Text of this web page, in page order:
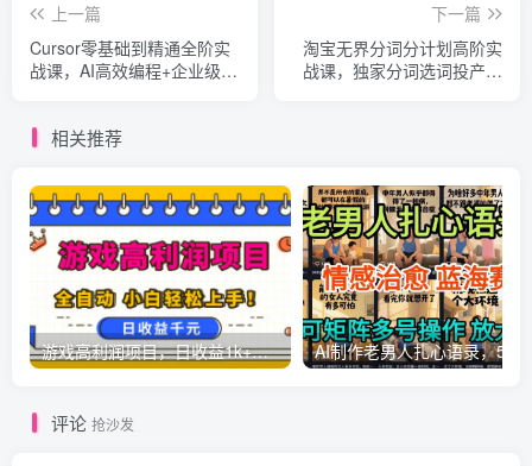
上一篇
Cursor零基础到精通全阶实
战课，AI高效编程+企业级
下一篇
淘宝无界分词分计划高阶实
战课，独家分词选词投产技
相关推荐
游戏高利润项目，日收益1k+，全自动，无需值守，解放双手，小白轻松上手【揭秘】
评论 抢沙发